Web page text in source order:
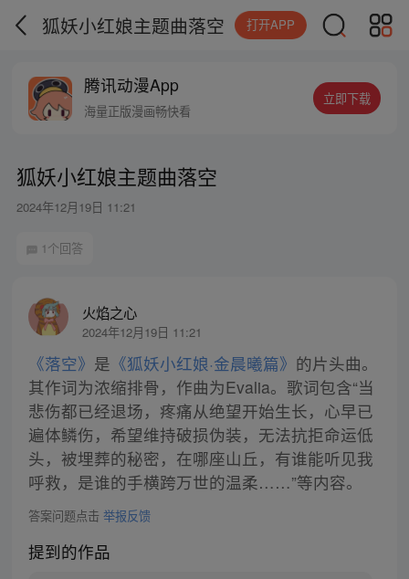
狐妖小红娘主题曲落空 打开APP
腾讯动漫App
海量正版漫画畅快看
立即下载
狐妖小红娘主题曲落空
2024年12月19日 11:21
1个回答
火焰之心
2024年12月19日 11:21
《落空》 是 《狐妖小红娘·金晨曦篇》 的片头曲。
其作词为浓缩排骨，作曲为Evalia。歌词包含“当
悲伤都已经退场，疼痛从绝望开始生长，心早已
遍体鳞伤，希望维持破损伪装，无法抗拒命运低
头，被埋葬的秘密，在哪座山丘，有谁能听见我
呼救，是谁的手横跨万世的温柔……”等内容。
答案问题点击 举报反馈
提到的作品